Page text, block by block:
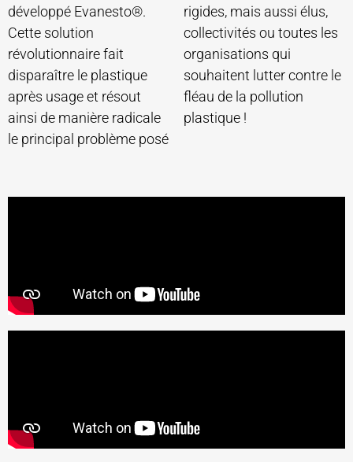
développé Evanesto®.
Cette solution
révolutionnaire fait
disparaître le plastique
après usage et résout
ainsi de manière radicale
le principal problème posé
rigides, mais aussi élus,
collectivités ou toutes les
organisations qui
souhaitent lutter contre le
fléau de la pollution
plastique !